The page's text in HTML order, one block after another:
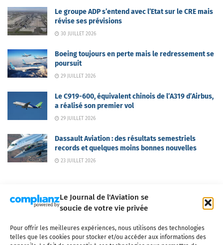
Le Journal de l'Aviation se
soucie de votre vie privée
Pour offrir les meilleures expériences, nous utilisons des technologies
telles que les cookies pour stocker et/ou accéder aux informations des
Le groupe ADP s’entend avec l’Etat sur le CRE mais
révise ses prévisions
30 JUILLET 2026
Boeing toujours en perte mais le redressement se
poursuit
29 JUILLET 2026
Le C919-600, équivalent chinois de l’A319 d’Airbus,
a réalisé son premier vol
29 JUILLET 2026
Dassault Aviation : des résultats semestriels
records et quelques moins bonnes nouvelles
23 JUILLET 2026
Qui sommes-nous ? Nous contacter
Partenaires
Mentions légales
CGV Politique de confidentialité Cookies